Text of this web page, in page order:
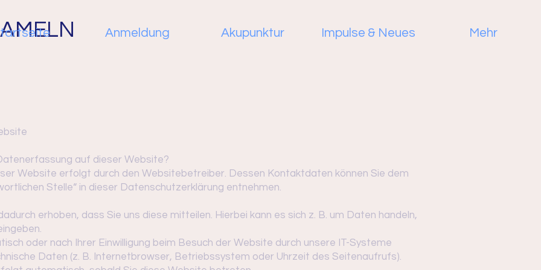
Anmeldung Akupunktur Impulse & Neues Mehr
auf dieser Website?
Website erfolgt durch den Websitebetreiber. Dessen Kontaktdaten können Sie dem
Stelle“ in dieser Datenschutzerklärung entnehmen.
erhoben, dass Sie uns diese mitteilen. Hierbei kann es sich z. B. um Daten handeln,
oder nach Ihrer Einwilligung beim Besuch der Website durch unsere IT-Systeme
Daten (z. B. Internetbrowser, Betriebssystem oder Uhrzeit des Seitenaufrufs).